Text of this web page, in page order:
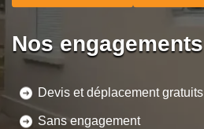
Nos engagements
Devis et déplacement gratuits
Sans engagement